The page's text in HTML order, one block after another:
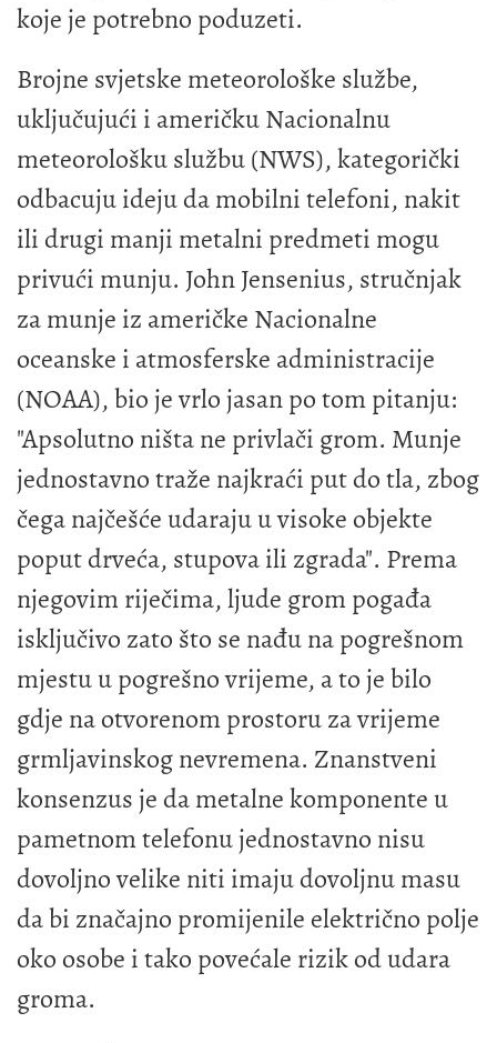
koje je potrebno poduzeti.
Brojne svjetske meteorološke službe,
uključujući i američku Nacionalnu
meteorološku službu (NWS), kategorički
odbacuju ideju da mobilni telefoni, nakit
ili drugi manji metalni predmeti mogu
privući munju. John Jensenius, stručnjak
za munje iz američke Nacionalne
oceanske i atmosferske administracije
(NOAA), bio je vrlo jasan po tom pitanju:
"Apsolutno ništa ne privlači grom. Munje
jednostavno traže najkraći put do tla, zbog
čega najčešće udaraju u visoke objekte
poput drveća, stupova ili zgrada". Prema
njegovim riječima, ljude grom pogađa
isključivo zato što se nađu na pogrešnom
mjestu u pogrešno vrijeme, a to je bilo
gdje na otvorenom prostoru za vrijeme
grmljavinskog nevremena. Znanstveni
konsenzus je da metalne komponente u
pametnom telefonu jednostavno nisu
dovoljno velike niti imaju dovoljnu masu
da bi značajno promijenile električno polje
oko osobe i tako povećale rizik od udara
groma.